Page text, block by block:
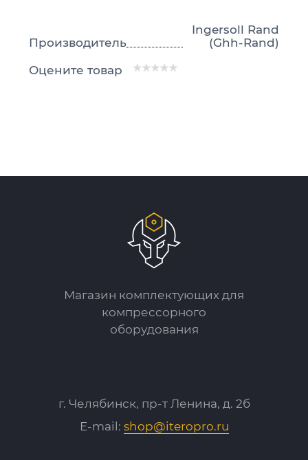
Производитель
Ingersoll Rand
(Ghh-Rand)
Оцените товар
Магазин комплектующих для
компрессорного
оборудования
г. Челябинск, пр-т Ленина, д. 2б
E-mail: shop@iteropro.ru